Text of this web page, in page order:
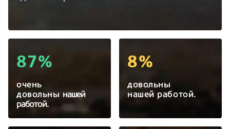
87%
очень
довольны нашей
работой.
8%
довольны
нашей работой.